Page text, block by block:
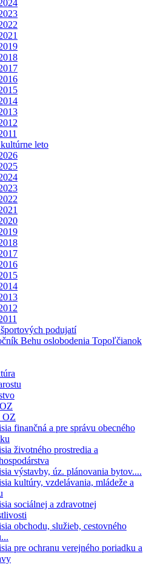
leto
podujatí
Behu oslobodenia Topoľčianok
OZ
finančná a pre správu obecného
životného prostredia a
výstavby, úz. plánovania bytov....
kultúry, vzdelávania, mládeže a
sociálnej a zdravotnej
obchodu, služieb, cestovného
pre ochranu verejného poriadku a